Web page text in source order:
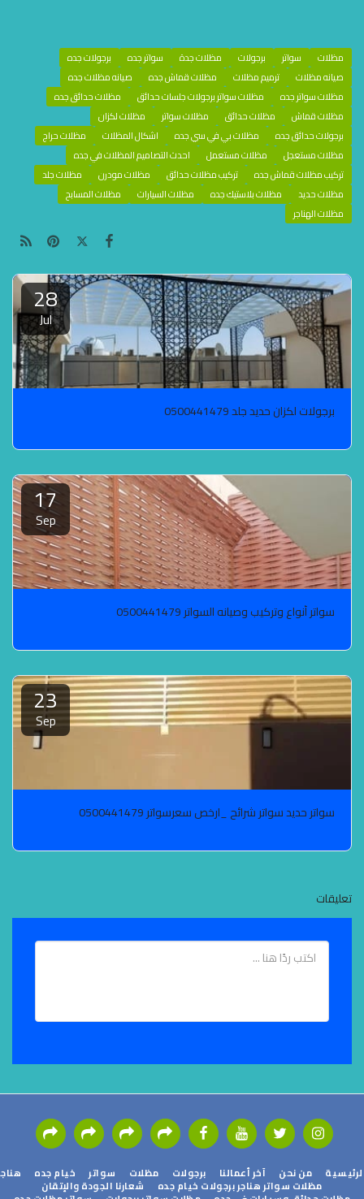
مظلات سواتر برجولات مظلات جدة سواتر جده
برجولات جده
صيانه مظلات
ترميم مظلات مظلات قماش جده
صيانه مظلات جده
مظلات سواتر جده
مظلات سواتر برجولات جلسات حدائق
مظلات حدائق جده
مظلات قماش
مظلات حدائق مظلات سواتر
مظلات لكزان
برجولات حدائق جده
مظلات بي في سي جده اشكال المظلات
مظلات حراج
مظلات مستعجل
مظلات مستعمل
احدث التصاميم المظلات في جده
تركيب مظلات قماش جده
تركيب مظلات حدائق مظلات مودرن
مظلات جلد
مظلات حديد
مظلات بلاستيك جده مظلات السيارات
مظلات المسابح
مظلات الهناجر
28
Jul
برجولات لكزان حديد جلد 0500441479
17
Sep
سواتر أنواع وتركيب وصيانه السواتر 0500441479
23
Sep
سواتر حديد سواتر شرائح _ارخص سعرسواتر 0500441479
تعليقات
من نحن آخر أعمالنا برجولات مظلات سواتر خيام جده هناجر
مظلات سواتر هناجر برجولات خيام جده شعارنا الجودة والإتقان